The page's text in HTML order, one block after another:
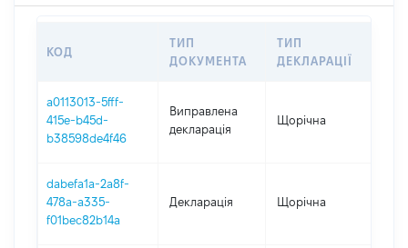
КОД
ТИП
ДОКУМЕНТА
ТИП
ДЕКЛАРАЦІЇ
a0113013-5fff-
415e-b45d-
b38598de4f46
Виправлена
декларація
Щорічна
dabefa1a-2a8f-
478a-a335-
f01bec82b14a
Декларація Щорічна